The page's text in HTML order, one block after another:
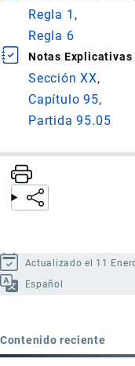
Regla 1
Regla 6
Notas
Sección XX
Capítulo 95
Partida 95.05
Actualizado el 11
Español
Contenido reciente